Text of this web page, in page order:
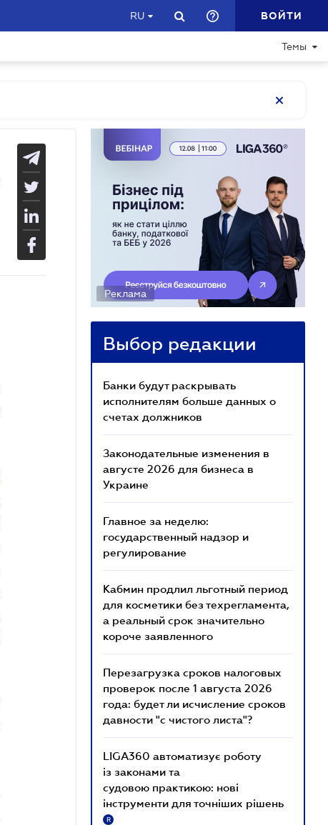
RU ВОЙТИ
Темы
Реклама
Выбор редакции
Банки будут раскрывать
исполнителям больше данных о
счетах должников
Законодательные изменения в
августе 2026 для бизнеса в
Украине
Главное за неделю:
государственный надзор и
регулирование
Кабмин продлил льготный период
для косметики без техрегламента,
а реальный срок значительно
короче заявленного
Перезагрузка сроков налоговых
проверок после 1 августа 2026
года: будет ли исчисление сроков
давности "с чистого листа"?
LIGA360 автоматизує роботу
із законами та
судовою практикою: нові
інструменти для точніших рішень
R